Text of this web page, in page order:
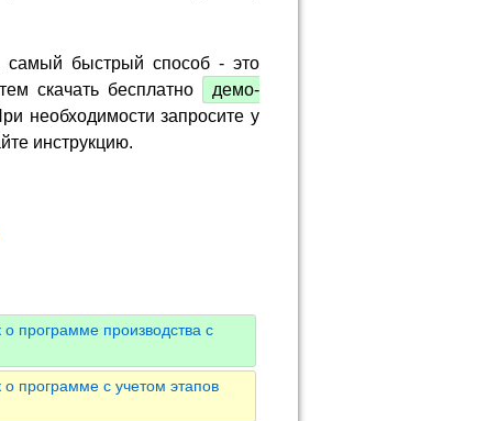
самый быстрый способ - это
скачать бесплатно
демо-
необходимости запросите у
инструкцию.
программе производства с
программе с учетом этапов